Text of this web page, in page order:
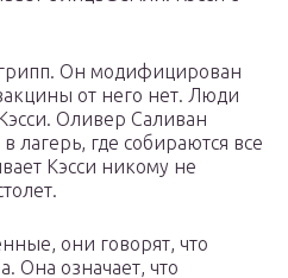
Он модифицирован
от него нет. Люди
Оливер Саливан
лагерь, где собираются все
Кэсси никому не
они говорят, что
Она означает, что